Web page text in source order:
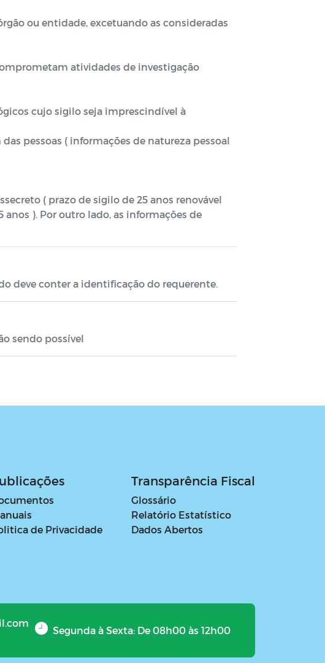
ou entidade, excetuando as consideradas
atividades de investigação
cujo sigilo seja imprescindível à
pessoas ( informações de natureza pessoal
( prazo de sigilo de 25 anos renovável
anos ). Por outro lado, as informações de
deve conter a identificação do requerente.
sendo possível
de Privacidade
Transparência Fiscal
Glossário
Relatório Estatístico
Dados Abertos
Segunda à Sexta: De 08h00 às 12h00